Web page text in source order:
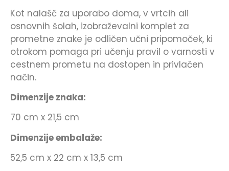
Kot nalašč za uporabo doma, v vrtcih ali
osnovnih šolah, izobraževalni komplet za
prometne znake je odličen učni pripomoček, ki
otrokom pomaga pri učenju pravil o varnosti v
cestnem prometu na dostopen in privlačen
način.
Dimenzije znaka:
70 cm x 21,5 cm
Dimenzije embalaže:
52,5 cm x 22 cm x 13,5 cm